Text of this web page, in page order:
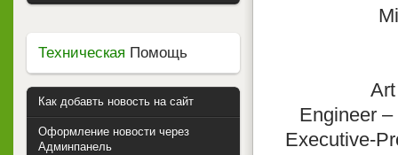
Engineer
Executive-
Техническая Помощь
Как добавть новость на сайт
Оформление новости через
Админпанель